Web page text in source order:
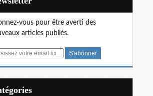
vous pour être averti des
articles publiés.